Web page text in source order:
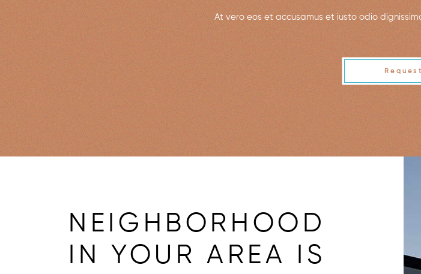
At vero eos et accusamus et iusto odio
Request
NEIGHBORHOOD
IN YOUR AREA IS